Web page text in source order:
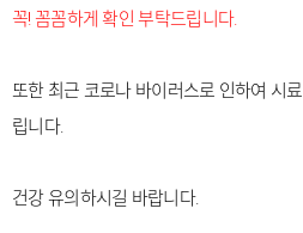
꼭! 꼼꼼하게 확인 부탁드립니다.
또한 최근 코로나 바이러스로 인하여 시
립니다.
건강 유의하시길 바랍니다.